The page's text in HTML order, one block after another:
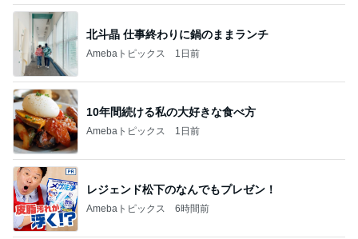
北斗晶 仕事終わりに鍋のままランチ
Amebaトピックス 1日前
10年間続ける私の大好きな食べ方
Amebaトピックス 1日前
レジェンド松下のなんでもプレゼン！
Amebaトピックス 6時間前